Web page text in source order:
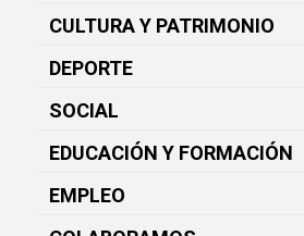
CULTURA Y PATRIMONIO
DEPORTE
SOCIAL
EDUCACIÓN Y FORMACIÓN
EMPLEO